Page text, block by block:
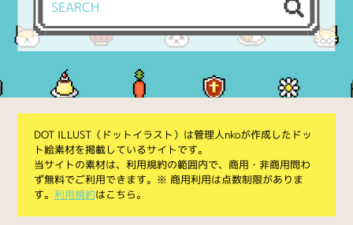
DOT ILLUST（ドットイラスト）は管理人nkoが作成したドッ
ト絵素材を掲載しているサイトです。
当サイトの素材は、利用規約の範囲内で、商用・非商用問わ
ず無料でご利用できます。※ 商用利用は点数制限がありま
す。 利用規約はこちら。